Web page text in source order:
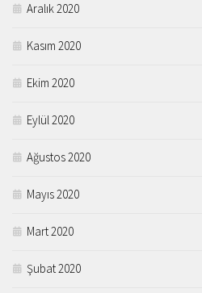
Aralık 2020
Kasım 2020
Ekim 2020
Eylül 2020
Ağustos 2020
Mayıs 2020
Mart 2020
Şubat 2020